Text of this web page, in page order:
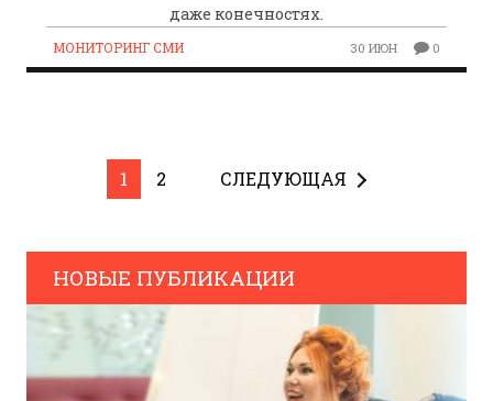
даже конечностях.
МОНИТОРИНГ СМИ 30 ИЮН 0
1 2 СЛЕДУЮЩАЯ
НОВЫЕ ПУБЛИКАЦИИ